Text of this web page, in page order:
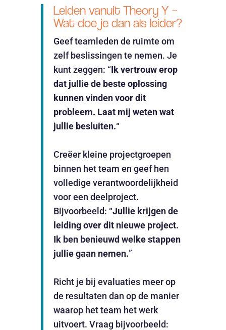
Leiden vanuit Theory Y –
Wat doe je dan als leider?
Geef teamleden de ruimte om
zelf beslissingen te nemen. Je
kunt zeggen: “Ik vertrouw erop
dat jullie de beste oplossing
kunnen vinden voor dit
probleem. Laat mij weten wat
jullie besluiten.“
Creëer kleine projectgroepen
binnen het team en geef hen
volledige verantwoordelijkheid
voor een deelproject.
Bijvoorbeeld: “Jullie krijgen de
leiding over dit nieuwe project.
Ik ben benieuwd welke stappen
jullie gaan nemen.”
Richt je bij evaluaties meer op
de resultaten dan op de manier
waarop het team het werk
uitvoert. Vraag bijvoorbeeld: